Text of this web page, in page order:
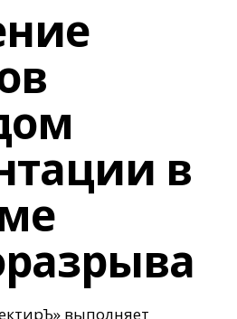
в
выполняет